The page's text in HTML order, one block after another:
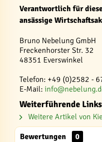
Verantwortlich für
ansässige
Bruno Nebelung GmbH
Freckenhorster Str. 32
48351 Everswinkel
Telefon: +49 (0)2582 -
E-Mail:
Weiterführende
Weitere Artikel von
Bewertungen
0